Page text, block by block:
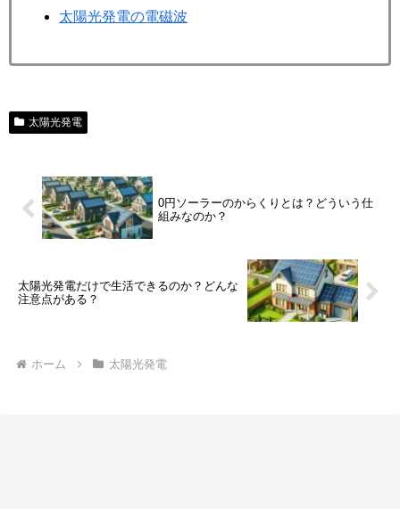
太陽光発電の電磁波
太陽光発電
0円ソーラーのからくりとは？どういう仕
組みなのか？
太陽光発電だけで生活できるのか？どんな
注意点がある？
ホーム 太陽光発電